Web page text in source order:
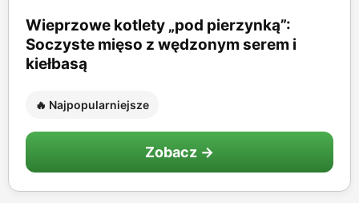
Wieprzowe kotlety „pod pierzynką”:
Soczyste mięso z wędzonym serem i
kiełbasą
🔥 Najpopularniejsze
Zobacz →